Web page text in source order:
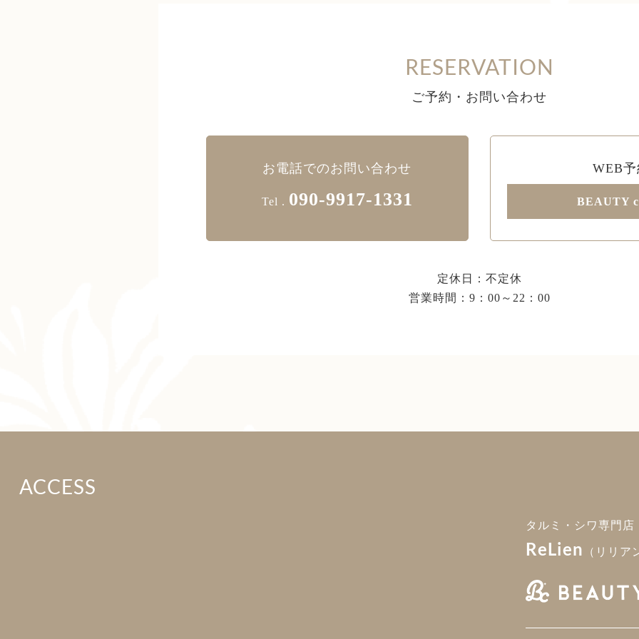
RESERVATION
ご予約・お問い合わせ
お電話でのお問い合わせ
Tel . 090-9917-1331
WEB
BEAUTY
定休日：不定休
営業時間：9：00～22：00
ACCESS
タルミ・シワ専門店
ReLien （リリア